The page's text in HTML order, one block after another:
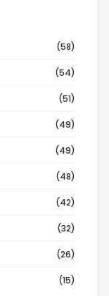
(58)
(54)
(51)
(49)
(49)
(48)
(42)
(32)
(26)
(15)